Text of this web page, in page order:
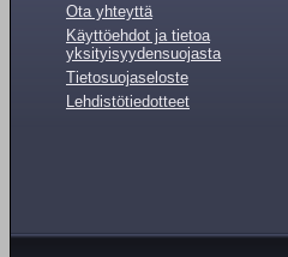
Ota yhteyttä
Käyttöehdot ja tietoa
yksityisyydensuojasta
Tietosuojaseloste
Lehdistötiedotteet